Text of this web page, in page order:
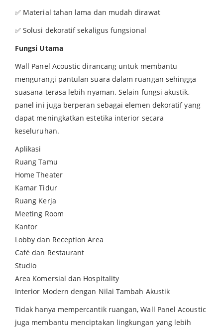
✅ Material tahan lama dan mudah dirawat
✅ Solusi dekoratif sekaligus fungsional
Fungsi Utama
Wall Panel Acoustic dirancang untuk membantu
mengurangi pantulan suara dalam ruangan sehingga
suasana terasa lebih nyaman. Selain fungsi akustik,
panel ini juga berperan sebagai elemen dekoratif yang
dapat meningkatkan estetika interior secara
keseluruhan.
Aplikasi
Ruang Tamu
Home Theater
Kamar Tidur
Ruang Kerja
Meeting Room
Kantor
Lobby dan Reception Area
Café dan Restaurant
Studio
Area Komersial dan Hospitality
Interior Modern dengan Nilai Tambah Akustik
Tidak hanya mempercantik ruangan, Wall Panel Acoustic
juga membantu menciptakan lingkungan yang lebih